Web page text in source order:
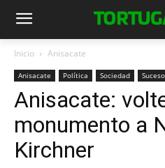
Inicio Anisacate
Anisacate Política Sociedad
Anisacate:
monumento a
Kirchner